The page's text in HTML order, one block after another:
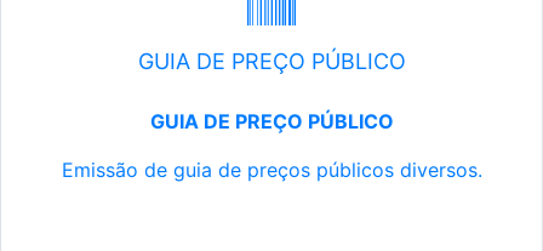
GUIA DE PREÇO PÚBLICO
GUIA DE PREÇO PÚBLICO
Emissão de guia de preços públicos diversos.